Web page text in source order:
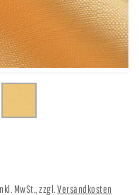
MwSt., zzgl.Versandkosten